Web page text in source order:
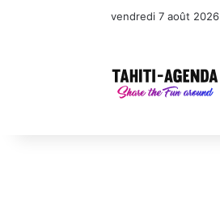
vendredi 7 août 2026